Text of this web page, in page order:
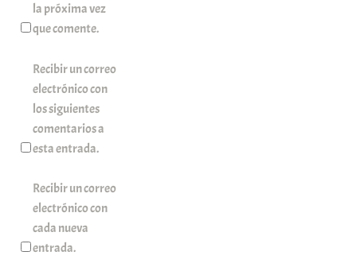
la próxima vez
que comente.
Recibir un correo
electrónico con
los siguientes
comentarios a
esta entrada.
Recibir un correo
electrónico con
cada nueva
entrada.